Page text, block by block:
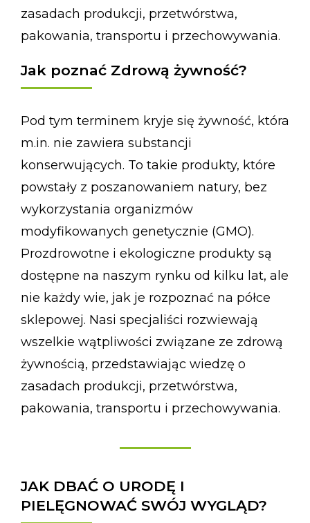
zasadach produkcji, przetwórstwa,
pakowania, transportu i przechowywania.
Jak poznać Zdrową żywność?
Pod tym terminem kryje się żywność, która
m.in. nie zawiera substancji
konserwujących. To takie produkty, które
powstały z poszanowaniem natury, bez
wykorzystania organizmów
modyfikowanych genetycznie (GMO).
Prozdrowotne i ekologiczne produkty są
dostępne na naszym rynku od kilku lat, ale
nie każdy wie, jak je rozpoznać na półce
sklepowej. Nasi specjaliści rozwiewają
wszelkie wątpliwości związane ze zdrową
żywnością, przedstawiając wiedzę o
zasadach produkcji, przetwórstwa,
pakowania, transportu i przechowywania.
JAK DBAĆ O URODĘ I
PIELĘGNOWAĆ SWÓJ WYGLĄD?